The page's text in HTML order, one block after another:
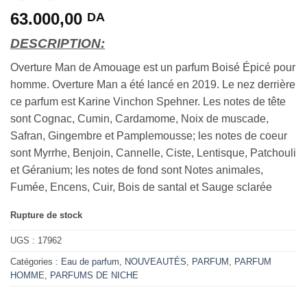
63.000,00 DA
DESCRIPTION:
Overture Man de Amouage est un parfum Boisé Épicé pour
homme. Overture Man a été lancé en 2019. Le nez derrière
ce parfum est Karine Vinchon Spehner. Les notes de tête
sont Cognac, Cumin, Cardamome, Noix de muscade,
Safran, Gingembre et Pamplemousse; les notes de coeur
sont Myrrhe, Benjoin, Cannelle, Ciste, Lentisque, Patchouli
et Géranium; les notes de fond sont Notes animales,
Fumée, Encens, Cuir, Bois de santal et Sauge sclarée
Rupture de stock
UGS : 17962
Catégories : Eau de parfum NOUVEAUTÉS PARFUM
PARFUM
HOMME
PARFUMS DE NICHE